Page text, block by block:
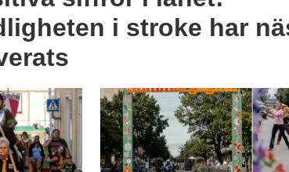
i stroke har